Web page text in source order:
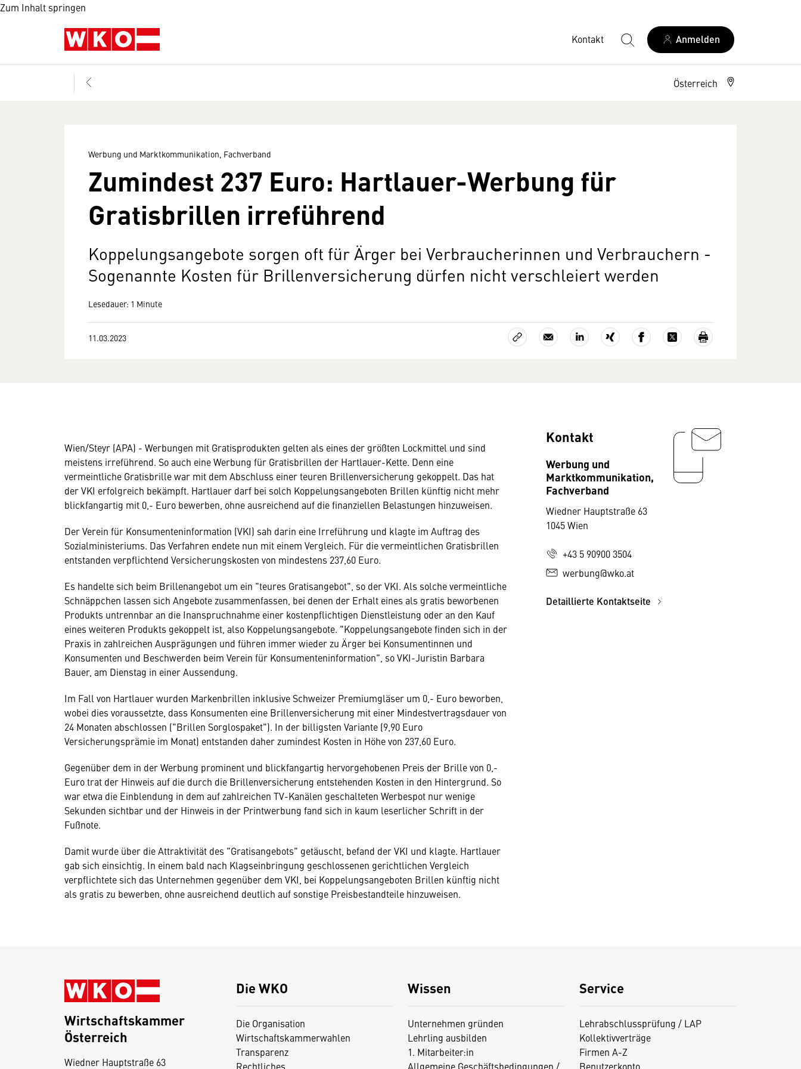
Zum Inhalt springen
Kontakt Anmelden
Österreich
Werbung und Marktkommunikation, Fachverband
Zumindest 237 Euro: Hartlauer-Werbung für
Gratisbrillen irreführend
Koppelungsangebote sorgen oft für Ärger bei Verbraucherinnen und Verbrauchern -
Sogenannte Kosten für Brillenversicherung dürfen nicht verschleiert werden
Lesedauer: 1 Minute
11.03.2023
Wien/Steyr (APA) - Werbungen mit Gratisprodukten gelten als eines der größten Lockmittel und sind
meistens irreführend. So auch eine Werbung für Gratisbrillen der Hartlauer-Kette. Denn eine
vermeintliche Gratisbrille war mit dem Abschluss einer teuren Brillenversicherung gekoppelt. Das hat
der VKI erfolgreich bekämpft. Hartlauer darf bei solch Koppelungsangeboten Brillen künftig nicht mehr
blickfangartig mit 0,- Euro bewerben, ohne ausreichend auf die finanziellen Belastungen hinzuweisen.
Der Verein für Konsumenteninformation (VKI) sah darin eine Irreführung und klagte im Auftrag des
Sozialministeriums. Das Verfahren endete nun mit einem Vergleich. Für die vermeintlichen Gratisbrillen
entstanden verpflichtend Versicherungskosten von mindestens 237,60 Euro.
Es handelte sich beim Brillenangebot um ein "teures Gratisangebot", so der VKI. Als solche vermeintliche
Schnäppchen lassen sich Angebote zusammenfassen, bei denen der Erhalt eines als gratis beworbenen
Produkts untrennbar an die Inanspruchnahme einer kostenpflichtigen Dienstleistung oder an den Kauf
eines weiteren Produkts gekoppelt ist, also Koppelungsangebote. "Koppelungsangebote finden sich in der
Praxis in zahlreichen Ausprägungen und führen immer wieder zu Ärger bei Konsumentinnen und
Konsumenten und Beschwerden beim Verein für Konsumenteninformation", so VKI-Juristin Barbara
Bauer, am Dienstag in einer Aussendung.
Im Fall von Hartlauer wurden Markenbrillen inklusive Schweizer Premiumgläser um 0,- Euro beworben,
wobei dies voraussetzte, dass Konsumenten eine Brillenversicherung mit einer Mindestvertragsdauer von
24 Monaten abschlossen ("Brillen Sorglospaket"). In der billigsten Variante (9,90 Euro
Versicherungsprämie im Monat) entstanden daher zumindest Kosten in Höhe von 237,60 Euro.
Gegenüber dem in der Werbung prominent und blickfangartig hervorgehobenen Preis der Brille von 0,-
Euro trat der Hinweis auf die durch die Brillenversicherung entstehenden Kosten in den Hintergrund. So
war etwa die Einblendung in dem auf zahlreichen TV-Kanälen geschalteten Werbespot nur wenige
Sekunden sichtbar und der Hinweis in der Printwerbung fand sich in kaum leserlicher Schrift in der
Fußnote.
Damit wurde über die Attraktivität des "Gratisangebots" getäuscht, befand der VKI und klagte. Hartlauer
gab sich einsichtig. In einem bald nach Klagseinbringung geschlossenen gerichtlichen Vergleich
verpflichtete sich das Unternehmen gegenüber dem VKI, bei Koppelungsangeboten Brillen künftig nicht
als gratis zu bewerben, ohne ausreichend deutlich auf sonstige Preisbestandteile hinzuweisen.
Kontakt
Werbung und
Marktkommunikation,
Fachverband
Wiedner Hauptstraße 63
1045 Wien
+43 5 90900 3504
werbung@wko.at
Detaillierte Kontaktseite
Die WKO
Die Organisation
Wirtschaftskammerwahlen
Transparenz
Rechtliches
Wissen
Unternehmen gründen
Lehrling ausbilden
1. Mitarbeiter:in
Allgemeine Geschäftsbedingungen /
Service
Lehrabschlussprüfung / LAP
Kollektivverträge
Firmen A-Z
Benutzerkonto
Wirtschaftskammer
Österreich
Wiedner Hauptstraße 63